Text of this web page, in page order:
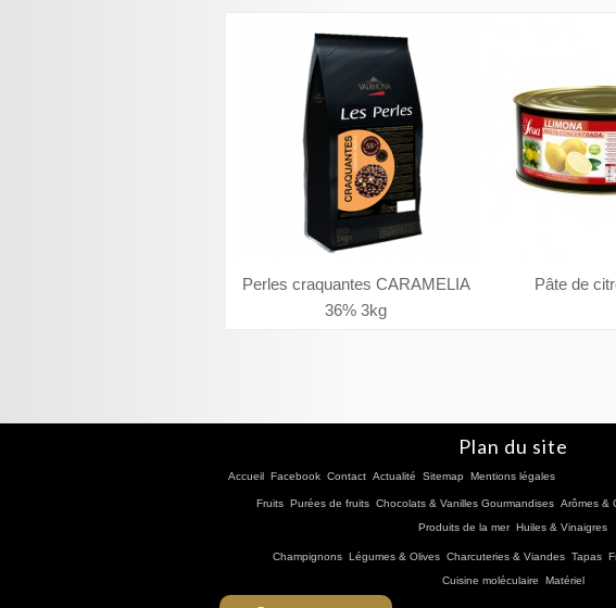
Perles craquantes CARAMELIA
36% 3kg
Pâte de
Plan du site
Accueil Facebook Contact Actualité Sitemap Mentions légales
Fruits Purées de fruits Chocolats & Vanilles Gourmandises Arômes &
Produits de la mer Huiles & Vinaigres
Champignons Légumes & Olives Charcuteries & Viandes Tapas
Cuisine moléculaire
Matériel